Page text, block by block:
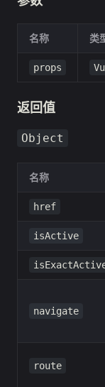
名称 类
props
返回值
Object
名称
href
isActive
navigate
route